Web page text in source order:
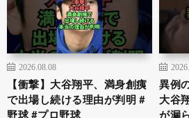
2026.08.08
【衝撃】大谷翔平、満身創痍
で出場し続ける理由が判明 #
野球 #プロ野球
異例
大谷
が漏